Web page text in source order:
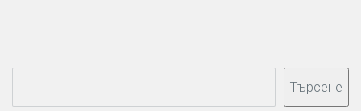
Търсене